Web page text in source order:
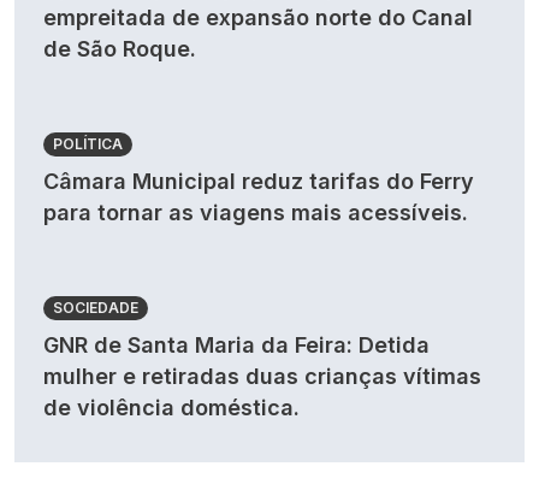
empreitada de expansão norte do Canal
de São Roque.
POLÍTICA
Câmara Municipal reduz tarifas do Ferry
para tornar as viagens mais acessíveis.
SOCIEDADE
GNR de Santa Maria da Feira: Detida
mulher e retiradas duas crianças vítimas
de violência doméstica.